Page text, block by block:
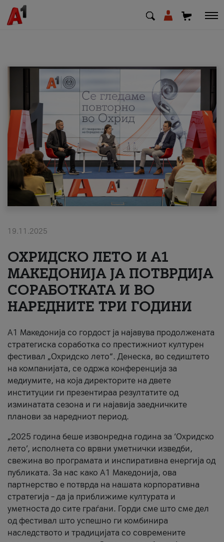
МК SQ
Приватни Деловни
Поддршка
Надополни кредит
#ПодобарОнлајн
19.11.2025
ОХРИДСКО ЛЕТО И A1
МАКЕДОНИЈА ЈА ПОТВРДИЈА
СОРАБОТКАТА И ВО
НАРЕДНИТЕ ТРИ ГОДИНИ
A1 Македонија со гордост ја најавува продолжената
стратегиска соработка со престижниот културен
фестивал „Охридско лето“. Денеска, во седиштето
на компанијата, се одржа конференција за
медиумите, на која директорите на двете
институции ги презентираа резултатите од
изминатата сезона и ги најавија заедничките
планови за наредниот период.
„2025 година беше извонредна година за ‘Охридско
лето’, исполнета со врвни уметнички изведби,
свежина во програмата и инспиративна енергија од
публиката. За нас како A1 Македонија, ова
партнерство е потврда на нашата корпоративна
стратегија – да ја приближиме културата и
уметноста до сите граѓани. Горди сме што сме дел
од фестивал што успешно ги комбинира
наследството и традицијата со современите